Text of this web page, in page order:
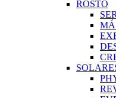
ROSTO